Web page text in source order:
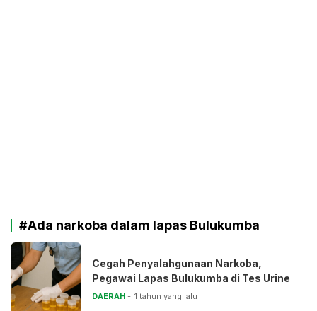
#Ada narkoba dalam lapas Bulukumba
Cegah Penyalahgunaan Narkoba,
Pegawai Lapas Bulukumba di Tes Urine
DAERAH 1 tahun yang lalu